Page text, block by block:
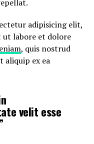
adipisicing elit,
ut labore et dolore
, quis nostrud
aliquip ex ea
velit esse